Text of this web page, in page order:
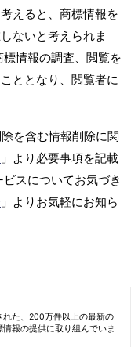
えると、商標情報を
ないと考えられま
情報の調査、閲覧を
ととなり、閲覧者に
を含む情報削除に関
」より必要事項を記載
スについてお気づき
」よりお気軽にお知ら
れた、200万件以上の最新の
報の提供に取り組んでいま